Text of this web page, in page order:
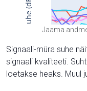
Jaama
Signaali-müra suhe
signaali kvaliteeti.
loetakse heaks. Muul